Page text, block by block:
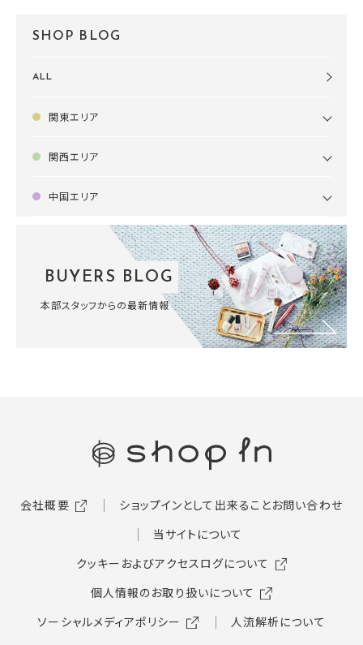
SHOP BLOG
ALL
関東エリア
関西エリア
中国エリア
BUYERS BLOG
本部スタッフからの最新情報
会社概要 ショップインとして出来ることお問い合わせ
当サイトについて
クッキーおよびアクセスログについて
個人情報のお取り扱いについて
ソーシャルメディアポリシー
人流解析について